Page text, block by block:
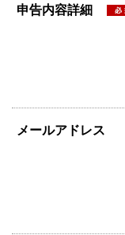
申告内容詳細
メールアドレス